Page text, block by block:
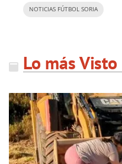
NOTICIAS FÚTBOL SORIA
Lo más Visto